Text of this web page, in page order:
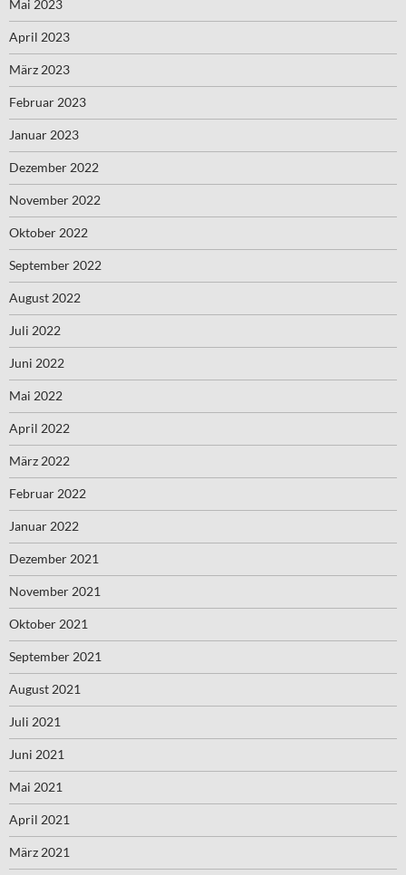
Mai 2023
April 2023
März 2023
Februar 2023
Januar 2023
Dezember 2022
November 2022
Oktober 2022
September 2022
August 2022
Juli 2022
Juni 2022
Mai 2022
April 2022
März 2022
Februar 2022
Januar 2022
Dezember 2021
November 2021
Oktober 2021
September 2021
August 2021
Juli 2021
Juni 2021
Mai 2021
April 2021
März 2021